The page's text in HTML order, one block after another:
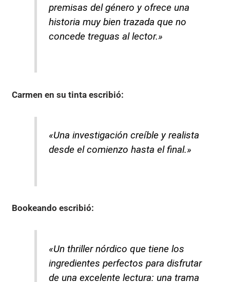
premisas del género y ofrece una
historia muy bien trazada que no
concede treguas al lector.»
Carmen en su tintaescribió:
«Una investigación creíble y realista
desde el comienzo hasta el final.»
Bookeando escribió:
«Un thriller nórdico que tiene los
ingredientes perfectos para disfrutar
de una excelente lectura: una trama